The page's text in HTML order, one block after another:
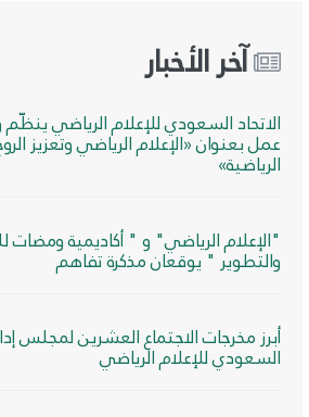
آخر الأخبار
الاتحاد السعودي للإعلام الرياضي
عمل بعنوان «الإعلام الرياضي وتعزيز
الرياضية»
"الإعلام الرياضي" و " أكاديمية ومضات
والتطوير " يوقعان مذكرة تفاهم
أبرز مخرجات الاجتماع العشرين لمجلس
السعودي للإعلام الرياضي